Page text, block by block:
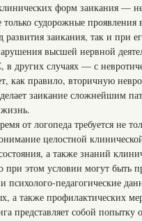
форм заикания —
судорожные
развития заикания, так и
высшей нервной
других случаях — с
как правило, вторичную
заикание сложнейшим
от логопеда требуется не
целостной
а также знаний
при этом условии могут быть
психолого-педагогические
а также профилактических
представляет собой